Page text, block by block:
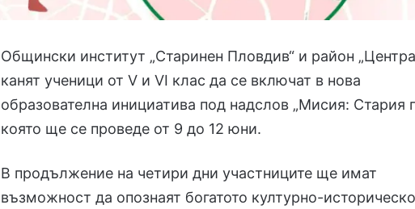
Общински институт „Старинен Пловдив“ и район
канят ученици от V и VI клас да се включат в нова
образователна инициатива под надслов „Мисия: Стария
която ще се проведе от 9 до 12 юни.
В продължение на четири дни участниците ще имат
възможност да опознаят богатото културно-историческо